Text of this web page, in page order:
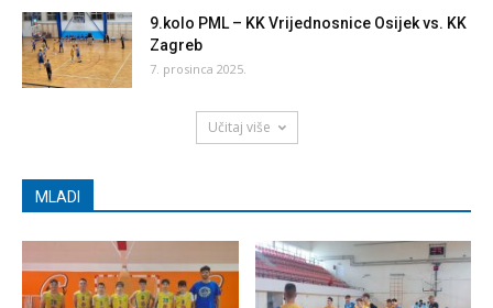
9.kolo PML – KK Vrijednosnice Osijek vs. KK
Zagreb
7. prosinca 2025.
Učitaj više
MLADI